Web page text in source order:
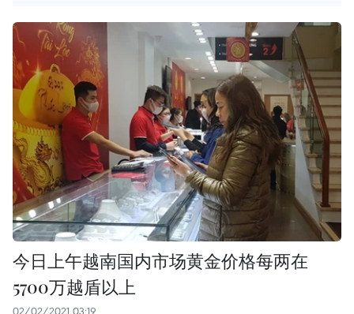
今日上午越南国内市场黄金价格每两在
5700万越盾以上
02/02/2021 03:19